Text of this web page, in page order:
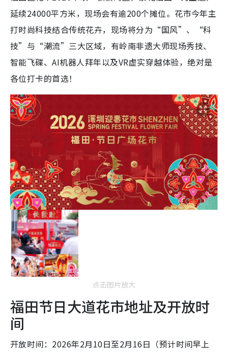
延续24000平方米，现场会有逾200个摊位。花市今年主
打时尚科技结合传统花卉，现场将分为“国风”、“科
技”与“潮流”三大区域，有岭南非遗大师现场秀技、
智能飞碟、AI机器人拜年以及VR虚实穿越体验，绝对是
各位打卡的首选！
点击图片放大
福田节日大道花市地址及开放时
间
开放时间：2026年2月10日至2月16日（预计时间早上